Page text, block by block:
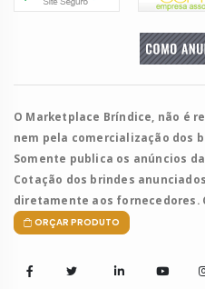
O Marketplace Bríndice, não é
nem pela comercialização dos
Somente publica os anúncios
Cotação dos brindes
diretamente aos fornecedores.
ORÇAR PRODUTO